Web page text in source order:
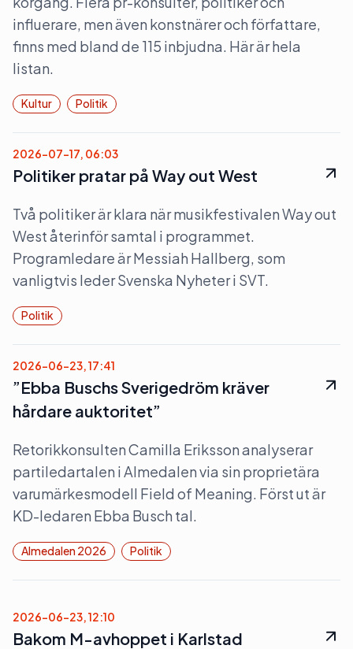
influerare, men även konstnärer och författare,
finns med bland de 115 inbjudna. Här är hela
listan.
Kultur Politik
2026-07-17, 06:03
Politiker pratar på Way out West
Två politiker är klara när musikfestivalen Way out
West återinför samtal i programmet.
Programledare är Messiah Hallberg, som
vanligtvis leder Svenska Nyheter i SVT.
Politik
2026-06-23, 17:41
”Ebba Buschs Sverigedröm kräver
hårdare auktoritet”
Retorikkonsulten Camilla Eriksson analyserar
partiledartalen i Almedalen via sin proprietära
varumärkesmodell Field of Meaning. Först ut är
KD-ledaren Ebba Busch tal.
Almedalen 2026 Politik
2026-06-23, 12:10
Bakom M-avhoppet i Karlstad